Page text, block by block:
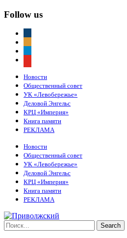
Follow us
Новости
Общественный совет
УК «Левобережье»
Деловой Энгельс
КРЦ «Империя»
Книга памяти
РЕКЛАМА
Новости
Общественный совет
УК «Левобережье»
Деловой Энгельс
КРЦ «Империя»
Книга памяти
РЕКЛАМА